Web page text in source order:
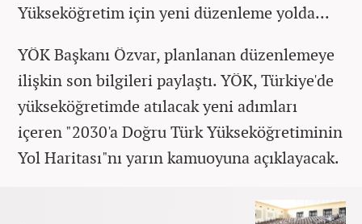
Yükseköğretim için yeni düzenleme yolda...
YÖK Başkanı Özvar, planlanan düzenlemeye
ilişkin son bilgileri paylaştı. YÖK, Türkiye'de
yükseköğretimde atılacak yeni adımları
içeren "2030'a Doğru Türk Yükseköğretiminin
Yol Haritası"nı yarın kamuoyuna açıklayacak.